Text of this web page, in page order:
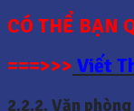
CÓ THỂ BẠN
===>>> Viết
2.2.2. Văn